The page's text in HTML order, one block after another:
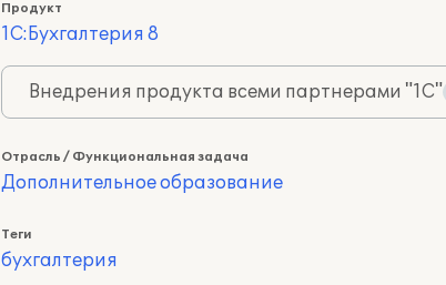
Продукт
1С:Бухгалтерия 8
Внедрения продукта всеми партнерами "1С"
Отрасль / Функциональная задача
Дополнительное образование
Теги
бухгалтерия